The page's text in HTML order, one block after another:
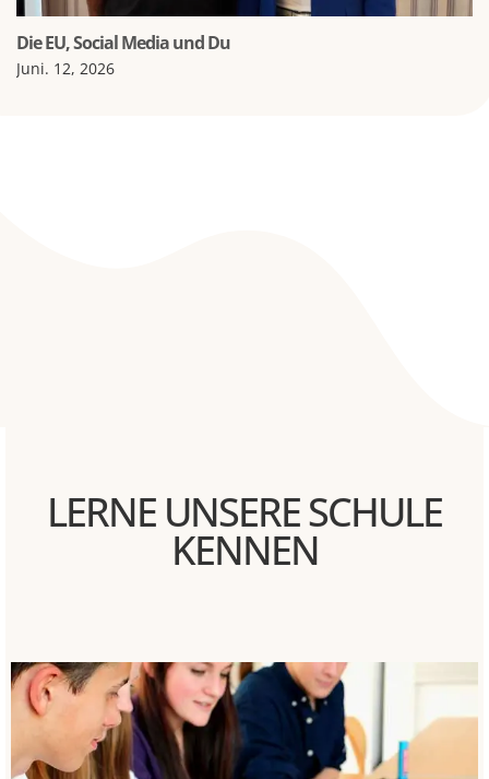
Die EU, Social Media und Du
Juni. 12, 2026
LERNE UNSERE SCHULE
KENNEN